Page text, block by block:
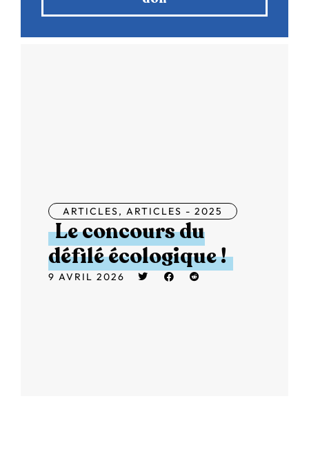
ARTICLES, ARTICLES - 2025
Le concours du
défilé écologique !
9 AVRIL 2026